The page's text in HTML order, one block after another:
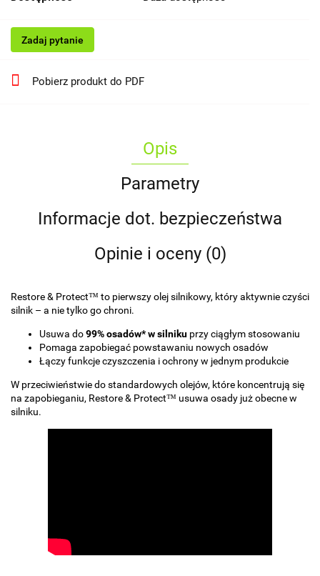
Zadaj pytanie
Pobierz produkt do PDF
Opis
Parametry
Informacje dot. bezpieczeństwa
Opinie i oceny (0)
Restore & Protect™ to pierwszy olej silnikowy, który aktywnie czyści
silnik – a nie tylko go chroni.
Usuwa do99% osadów* w silniku przy ciągłym stosowaniu
Pomaga zapobiegać powstawaniu nowych osadów
Łączy funkcje czyszczenia i ochrony w jednym produkcie
W przeciwieństwie do standardowych olejów, które koncentrują się
na zapobieganiu, Restore & Protect™ usuwa osady już obecne w
silniku.